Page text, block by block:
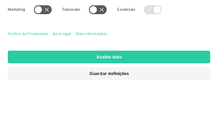
Kingdom
United States
Newark, Delaware 19713, United
States
Engelberg, Switzerland